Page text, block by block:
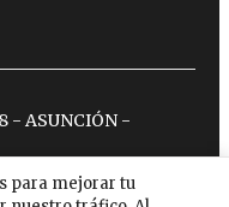
para mejorar tu
- ASUNCIÓN -